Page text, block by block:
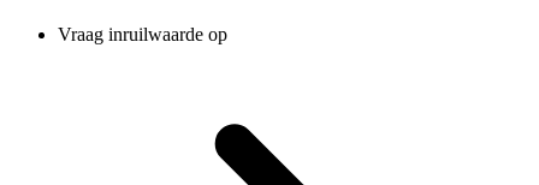
Vraag inruilwaarde op